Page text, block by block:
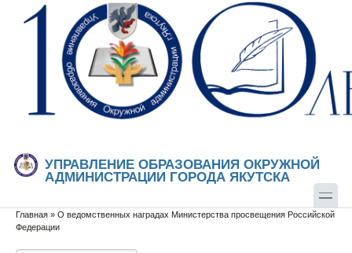
Перейти к основному содержанию
Skip to search
УПРАВЛЕНИЕ ОБРАЗОВАНИЯ ОКРУЖНОЙ
АДМИНИСТРАЦИИ ГОРОДА ЯКУТСКА
Вы здесь
Главная » О ведомственных наградах Министерства просвещения Российской
Федерации